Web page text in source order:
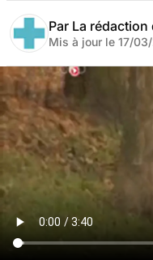
Par La
Mis à jour le 17/